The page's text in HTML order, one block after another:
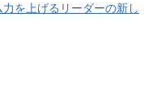
を上げるリーダーの新し